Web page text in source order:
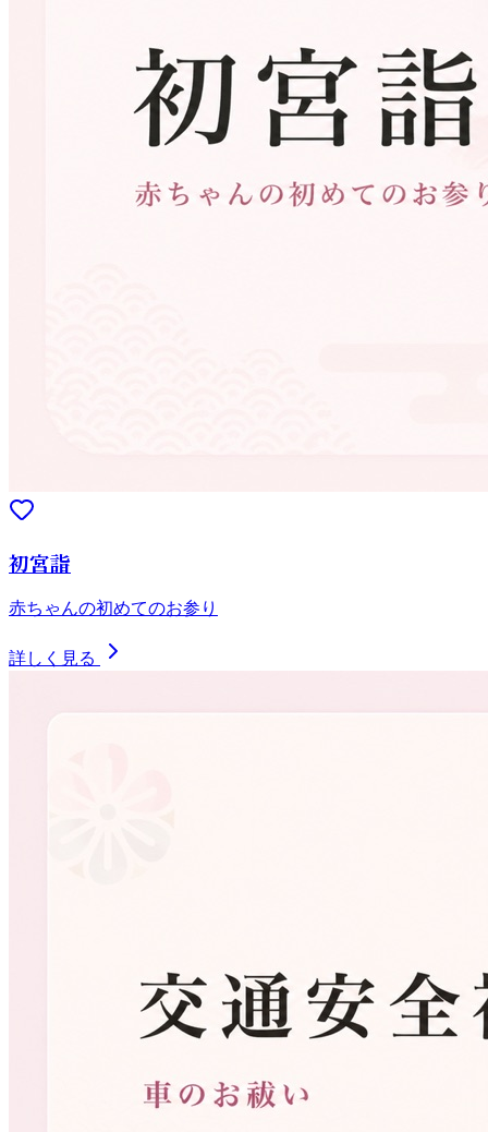
初宮詣
赤ちゃんの初めてのお参り
詳しく見る